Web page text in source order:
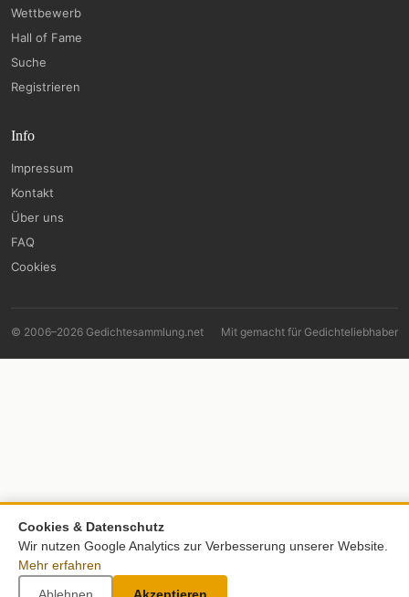
Wettbewerb
Hall of Fame
Suche
Registrieren
Info
Impressum
Kontakt
Über uns
FAQ
Cookies
© 2006–2026 Gedichtesammlung.net Mit gemacht für Gedichteliebhaber
Cookies & Datenschutz
Wir nutzen Google Analytics zur Verbesserung unserer Website.
Mehr erfahren